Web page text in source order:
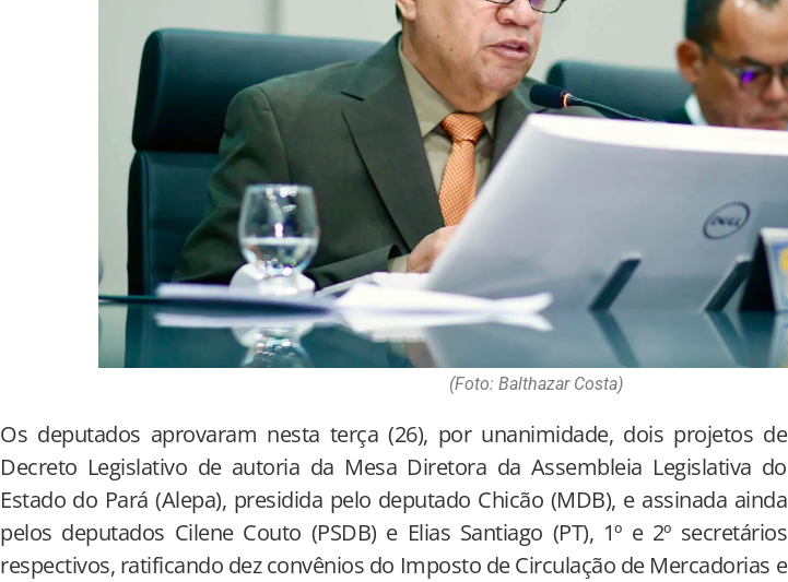
(Foto: Balthazar Costa)
Os deputados aprovaram nesta terça (26), por unanimidade, dois projetos de
Decreto Legislativo de autoria da Mesa Diretora da Assembleia Legislativa do
Estado do Pará (Alepa), presidida pelo deputado Chicão (MDB), e assinada ainda
pelos deputados Cilene Couto (PSDB) e Elias Santiago (PT), 1º e 2º secretários
respectivos, ratificando dez convênios do Imposto de Circulação de Mercadorias e